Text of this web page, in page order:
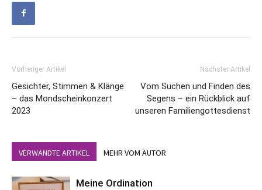
Vorheriger Artikel
Gesichter, Stimmen & Klänge
– das Mondscheinkonzert
2023
Nächster Artikel
Vom Suchen und Finden des
Segens – ein Rückblick auf
unseren Familiengottesdienst
VERWANDTE ARTIKEL MEHR VOM AUTOR
Meine Ordination